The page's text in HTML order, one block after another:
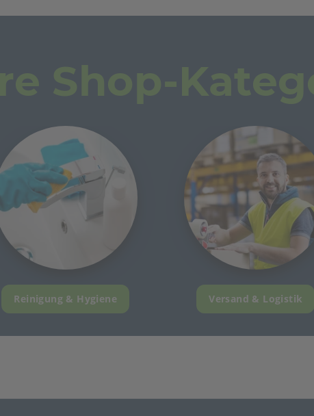
Reinigung & Hygiene Versand & Logistik